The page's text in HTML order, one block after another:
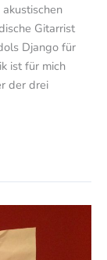
Gitarrist
Django für
ist für mich
der drei